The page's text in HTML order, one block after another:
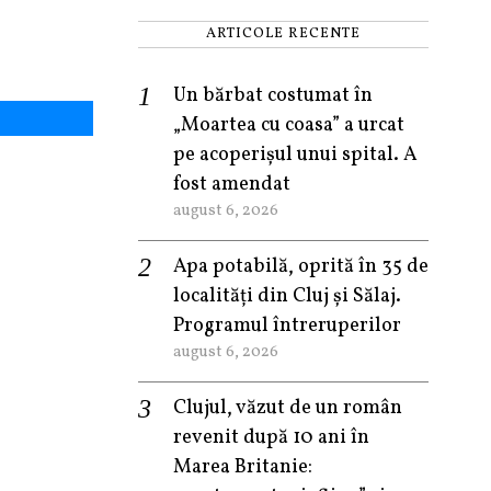
ARTICOLE RECENTE
Un bărbat costumat în
„Moartea cu coasa” a urcat
pe acoperișul unui spital. A
fost amendat
august 6, 2026
Apa potabilă, oprită în 35 de
localități din Cluj și Sălaj.
Programul întreruperilor
august 6, 2026
Clujul, văzut de un român
revenit după 10 ani în
Marea Britanie: